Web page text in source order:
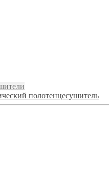
полотенцесушитель